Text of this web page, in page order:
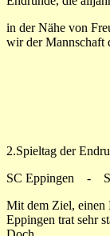
in der Nähe von
wir der Mannschaft
2.Spieltag der
SC Eppingen -
Mit dem Ziel, einen
Eppingen trat sehr